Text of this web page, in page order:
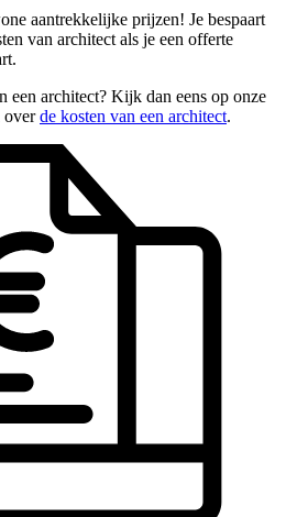
aantrekkelijke prijzen! Je bespaart
van architect als je een offerte
een architect? Kijk dan eens op onze
overde kosten van een architect.